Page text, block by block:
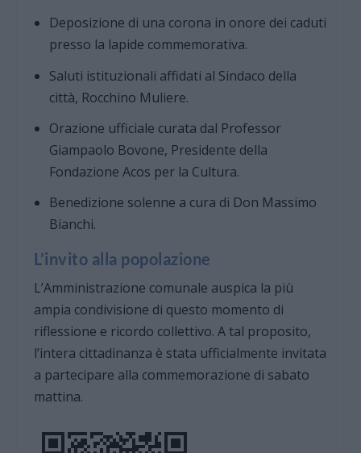
Deposizione di una corona in onore dei caduti
presso la lapide commemorativa.
Saluti istituzionali affidati al Sindaco della
città, Rocchino Muliere.
Orazione ufficiale curata dal Professor
Giampaolo Bovone, Presidente della
Fondazione Acos per la Cultura.
Benedizione solenne a cura di Don Massimo
Bianchi.
L’invito alla popolazione
L’Amministrazione comunale auspica la più
ampia condivisione di questo momento di
riflessione e ricordo collettivo. A tal proposito,
l’intera cittadinanza è stata ufficialmente invitata
a partecipare alla commemorazione di sabato
mattina.